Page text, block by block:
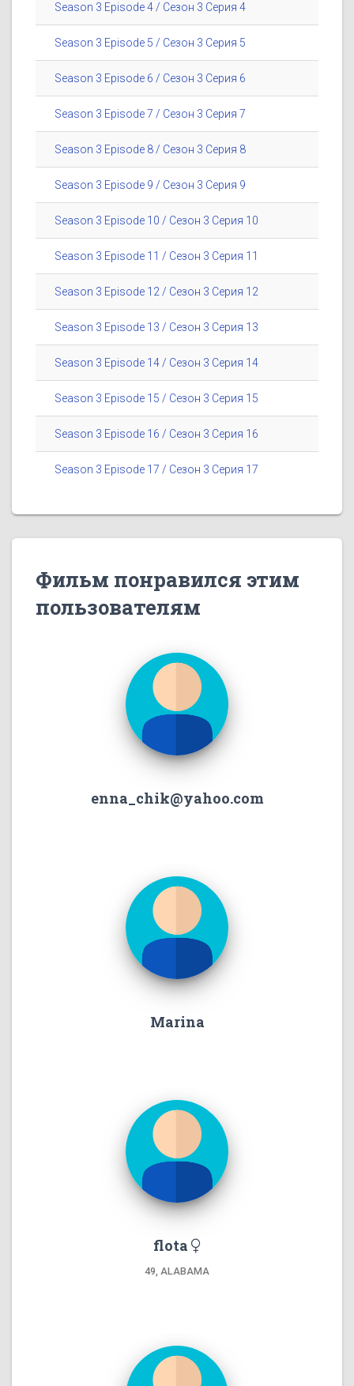
Season 3 Episode 4 / Сезон 3 Серия 4
Season 3 Episode 5 / Сезон 3 Серия 5
Season 3 Episode 6 / Сезон 3 Серия 6
Season 3 Episode 7 / Сезон 3 Серия 7
Season 3 Episode 8 / Сезон 3 Серия 8
Season 3 Episode 9 / Сезон 3 Серия 9
Season 3 Episode 10 / Сезон 3 Серия 10
Season 3 Episode 11 / Сезон 3 Серия 11
Season 3 Episode 12 / Сезон 3 Серия 12
Season 3 Episode 13 / Сезон 3 Серия 13
Season 3 Episode 14 / Сезон 3 Серия 14
Season 3 Episode 15 / Сезон 3 Серия 15
Season 3 Episode 16 / Сезон 3 Серия 16
Season 3 Episode 17 / Сезон 3 Серия 17
Фильм понравился этим
пользователям
enna_chik@yahoo.com
Marina
flota
49, ALABAMA